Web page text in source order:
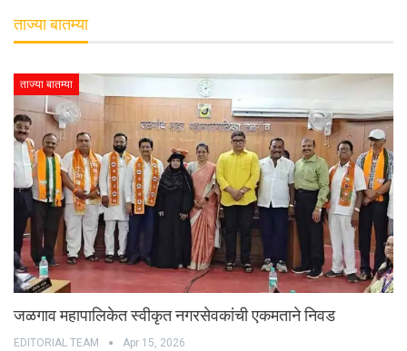
ताज्या बातम्या
ताज्या बातम्या
जळगाव महापालिकेत स्वीकृत नगरसेवकांची एकमताने निवड
EDITORIAL TEAM Apr 15, 2026